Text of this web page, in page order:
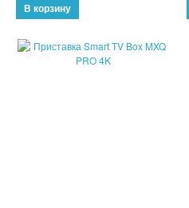
ГАДЖЕТЫ
ДЕТСКИЕ ЧАСЫ С GPS
SALE